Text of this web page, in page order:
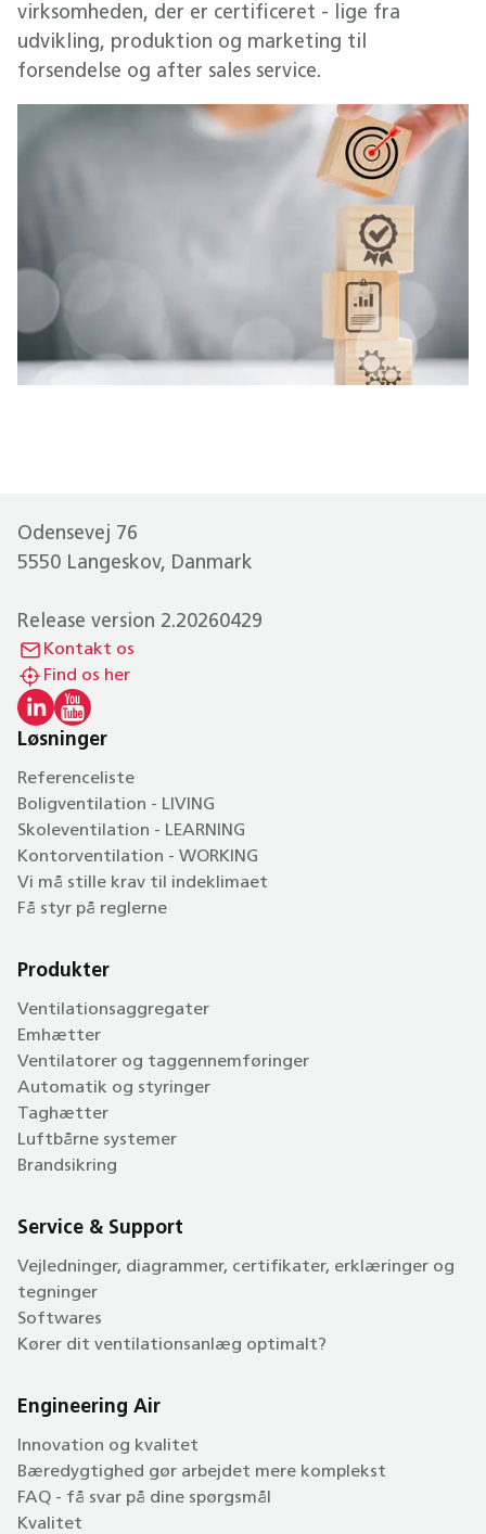
virksomheden, der er certificeret - lige fra
udvikling, produktion og marketing til
forsendelse og after sales service.
Odensevej 76
5550 Langeskov, Danmark
Release version 2.20260429
Kontakt os
Find os her
Løsninger
Referenceliste
Boligventilation - LIVING
Skoleventilation - LEARNING
Kontorventilation - WORKING
Vi må stille krav til indeklimaet
Få styr på reglerne
Produkter
Ventilationsaggregater
Emhætter
Ventilatorer og taggennemføringer
Automatik og styringer
Taghætter
Luftbårne systemer
Brandsikring
Service & Support
Vejledninger, diagrammer, certifikater, erklæringer og
tegninger
Softwares
Kører dit ventilationsanlæg optimalt?
Engineering Air
Innovation og kvalitet
Bæredygtighed gør arbejdet mere komplekst
FAQ - få svar på dine spørgsmål
Kvalitet